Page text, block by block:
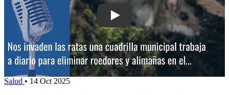
Play: Nos invaden las ratas: una
Salud • 14 Oct 2025